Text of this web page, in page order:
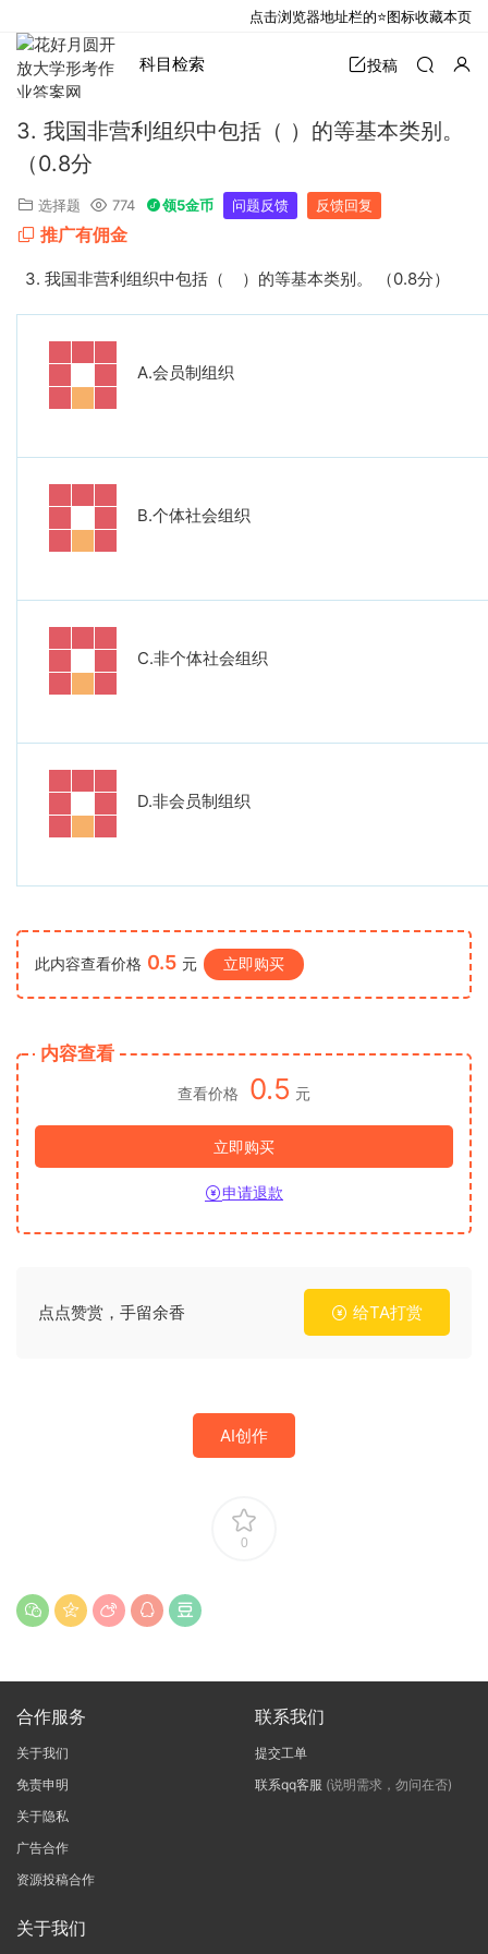
科目检索 投稿
3. 我国非营利组织中包括（ ）的等基本类别。
（0.8分
选择题 774 领5金币 问题反馈 反馈回复
推广有佣金
3. 我国非营利组织中包括（ ）的等基本类别。 （0.8分）
A.会员制组织
B.个体社会组织
C.非个体社会组织
D.非会员制组织
此内容查看价格 0.5 元 立即购买
内容查看
查看价格 0.5 元
立即购买
申请退款
点点赞赏，手留余香 给TA打赏
AI创作
0
合作服务
关于我们
免责申明
关于隐私
广告合作
资源投稿合作
联系我们
提交工单
联系qq客服 (说明需求，勿问在否)
关于我们
点击浏览器地址栏的⭐图标收藏本页